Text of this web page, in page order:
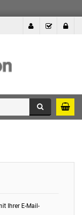
Ihrer E-Mail-